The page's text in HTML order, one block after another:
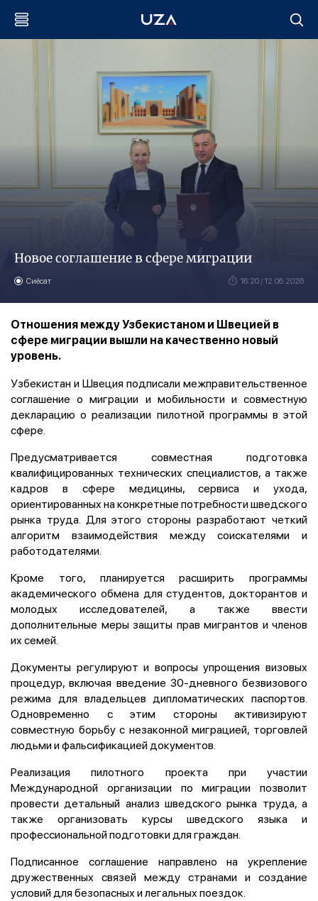
Новое соглашение в сфере миграции
Сиёсат 16:20 / 12.06.2026
Отношения между Узбекистаном и Швецией в
сфере миграции вышли на качественно новый
уровень.
Узбекистан и Швеция подписали межправительственное
соглашение о миграции и мобильности и совместную
декларацию о реализации пилотной программы в этой
сфере.
Предусматривается совместная подготовка
квалифицированных технических специалистов, а также
кадров в сфере медицины, сервиса и ухода,
ориентированных на конкретные потребности шведского
рынка труда. Для этого стороны разработают четкий
алгоритм взаимодействия между соискателями и
работодателями.
Кроме того, планируется расширить программы
академического обмена для студентов, докторантов и
молодых исследователей, а также ввести
дополнительные меры защиты прав мигрантов и членов
их семей.
Документы регулируют и вопросы упрощения визовых
процедур, включая введение 30-дневного безвизового
режима для владельцев дипломатических паспортов.
Одновременно с этим стороны активизируют
совместную борьбу с незаконной миграцией, торговлей
людьми и фальсификацией документов.
Реализация пилотного проекта при участии
Международной организации по миграции позволит
провести детальный анализ шведского рынка труда, а
также организовать курсы шведского языка и
профессиональной подготовки для граждан.
Подписанное соглашение направлено на укрепление
дружественных связей между странами и создание
условий для безопасных и легальных поездок.